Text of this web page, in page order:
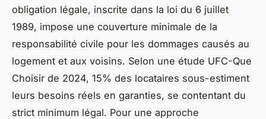
obligation légale, inscrite dans la loi du 6 juillet
1989, impose une couverture minimale de la
responsabilité civile pour les dommages causés au
logement et aux voisins. Selon une étude UFC-Que
Choisir de 2024, 15% des locataires sous-estiment
leurs besoins réels en garanties, se contentant du
strict minimum légal. Pour une approche